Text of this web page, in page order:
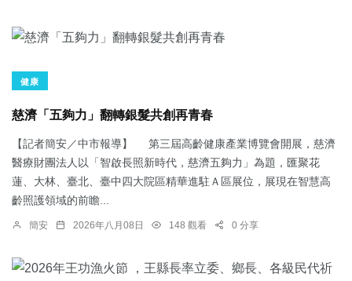
健康
慈濟「五夠力」翻轉銀髮共創再青春
【記者簡安／中市報導】 第三屆高齡健康產業博覽會開展，慈濟
醫療財團法人以「智啟長照新時代，慈濟五夠力」為題，匯聚花
蓮、大林、臺北、臺中四大院區精華進駐Ａ區展位，展現在智慧高
齡照護領域的前瞻...
簡安 2026年八月08日 148 觀看 0 分享